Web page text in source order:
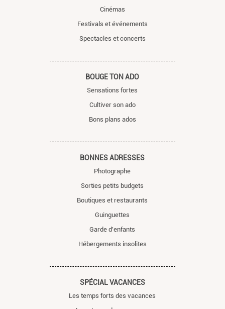
Cinémas
Festivals et événements
Spectacles et concerts
BOUGE TON ADO
Sensations fortes
Cultiver son ado
Bons plans ados
BONNES ADRESSES
Photographe
Sorties petits budgets
Boutiques et restaurants
Guinguettes
Garde d'enfants
Hébergements insolites
SPÉCIAL VACANCES
Les temps forts des vacances